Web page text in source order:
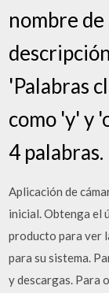
nombre
'Palabras
como 'y' y
4 palabras.
Aplicación de
inicial. Obtenga el
producto para ver
para su sistema.
y descargas. Para